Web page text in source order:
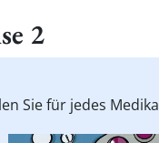
2
Sie für jedes